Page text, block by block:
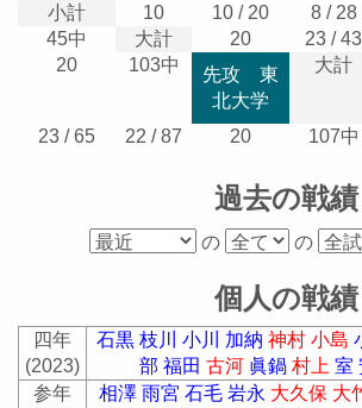
小計
10 10 / 20 8 / 28
45中
大計 20 23 / 43
20
103中
先攻 東
北大学
大計
23 / 65 22 / 87 20 107中
過去の戦績
の の
個人の戦績
四年
(2023)
石黒 枝川 小川 加納 神村 小島
部 福田 古河 眞鍋 村上 室
参年
相澤 雨宮 石毛 岩永 大久保 大